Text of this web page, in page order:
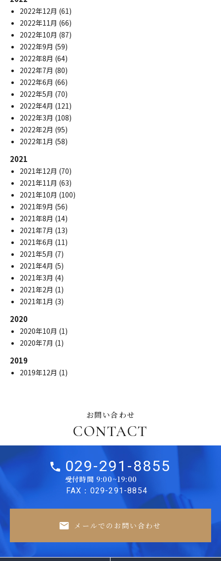
2022年12月 (61)
2022年11月 (66)
2022年10月 (87)
2022年9月 (59)
2022年8月 (64)
2022年7月 (80)
2022年6月 (66)
2022年5月 (70)
2022年4月 (121)
2022年3月 (108)
2022年2月 (95)
2022年1月 (58)
2021
2021年12月 (70)
2021年11月 (63)
2021年10月 (100)
2021年9月 (56)
2021年8月 (14)
2021年7月 (13)
2021年6月 (11)
2021年5月 (7)
2021年4月 (5)
2021年3月 (4)
2021年2月 (1)
2021年1月 (3)
2020
2020年10月 (1)
2020年7月 (1)
2019
2019年12月 (1)
お問い合わせ
CONTACT
029-291-8855
受付時間 9:00~19:00
FAX：029-291-8854
メールでのお問い合わせ